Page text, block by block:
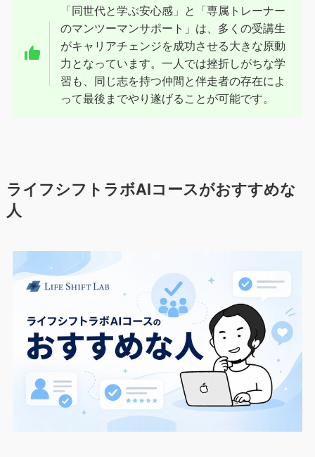
「同世代と学ぶ安心感」と「専属トレーナー
のマンツーマンサポート」は、多くの受講生
がキャリアチェンジを成功させる大きな原動
力となっています。一人では挫折しがちな学
習も、同じ志を持つ仲間と伴走者の存在によ
って最後までやり遂げることが可能です。
ライフシフトラボAIコースがおすすめな
人